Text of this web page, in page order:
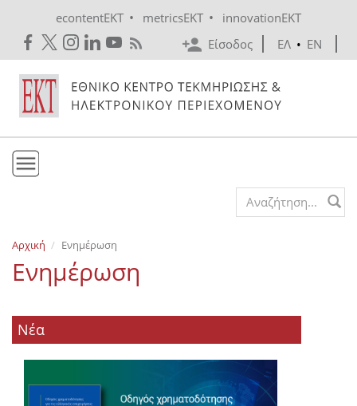
econtentEKT • metricsEKT •
innovationEKT
Είσοδος
ΕΛ • EN
Εκδόσεις
Ενημέρωση
Search form
Αρχική Ενημέρωση
Ενημέρωση
Νέα